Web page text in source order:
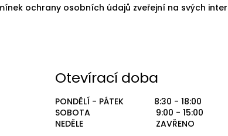
ochrany osobních údajů zveřejní na svých
PONDĚLÍ - PÁTEK 8:30 - 18:00
SOBOTA 9:00 - 15:00
NEDĚLE ZAVŘENO
Otevírací doba